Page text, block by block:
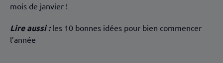
mois de janvier !
Lire aussi :les 10 bonnes idées pour bien commencer
l’année